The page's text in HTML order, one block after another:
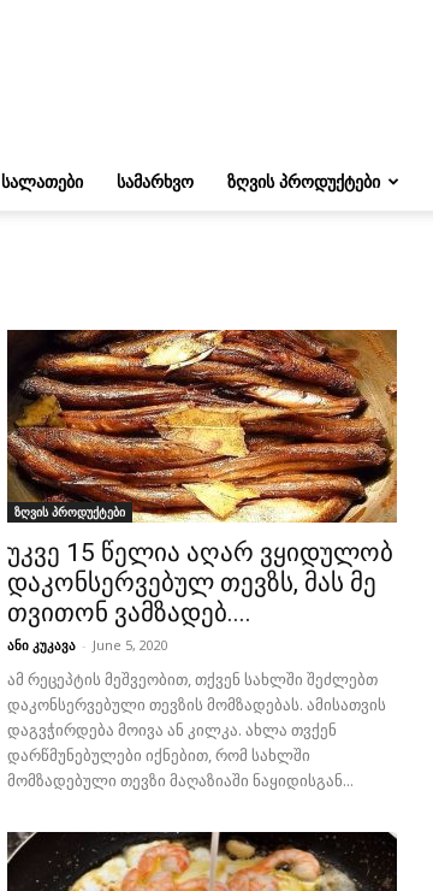
ᲡᲐᲚᲐᲗᲔᲑᲘ ᲡᲐᲛᲐᲠᲮᲕᲝ ᲖᲦᲕᲘᲡ ᲞᲠᲝᲓᲣᲥᲢᲔᲑᲘ
ზღვის პროდუქტები
უკვე 15 წელია აღარ ვყიდულობ
დაკონსერვებულ თევზს, მას მე
თვითონ ვამზადებ....
ანი კუკავა - June 5, 2020
ამ რეცეპტის მეშვეობით, თქვენ სახლში შეძლებთ
დაკონსერვებული თევზის მომზადებას. ამისათვის
დაგვჭირდება მოივა ან კილკა. ახლა თვქენ
დარწმუნებულები იქნებით, რომ სახლში
მომზადებული თევზი მაღაზიაში ნაყიდისგან...